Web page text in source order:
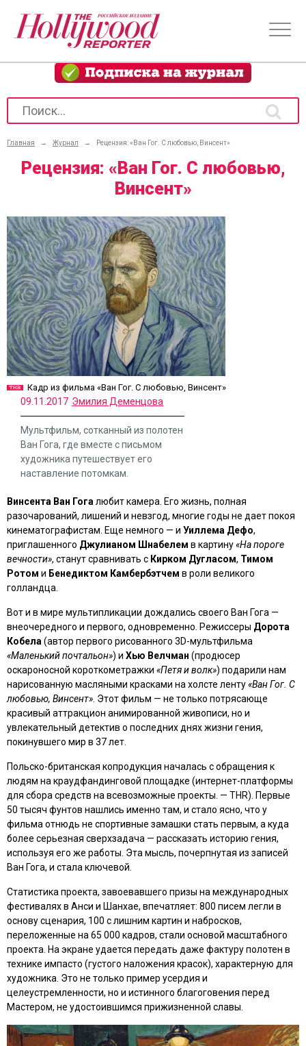
Главная → Журнал → Рецензия: «Ван Гог. С любовью, Винсент»
Рецензия: «Ван Гог. С любовью,
Винсент»
Кадр из фильма «Ван Гог. С любовью, Винсент»
09.11.2017 Эмилия Деменцова
Мультфильм, сотканный из полотен
Ван Гога, где вместе с письмом
художника путешествует его
наставление потомкам.
Винсента Ван Гога любит камера. Его жизнь, полная
разочарований, лишений и невзгод, многие годы не дает покоя
кинематографистам. Еще немного — и Уиллема Дефо,
приглашенного Джулианом Шнабелем в картину«На пороге
вечности», станут сравнивать с Кирком Дугласом, Тимом
Ротом и Бенедиктом Камбербэтчем в роли великого
голландца.
Вот и в мире мультипликации дождались своего Ван Гога —
внеочередного и первого, одновременно. Режиссеры Дорота
Кобела (автор первого рисованного 3D-мультфильма
«Маленький почтальон») и Хью Велчман (продюсер
оскароносной короткометражки «Петя и волк») подарили нам
нарисованную масляными красками на холсте ленту«Ван Гог. С
любовью, Винсент» . Этот фильм — не только потрясающе
красивый аттракцион анимированной живописи, но и
увлекательный детектив о последних днях жизни гения,
покинувшего мир в 37 лет.
Польско-британская копродукция началась с обращения к
людям на краудфандинговой площадке (интернет-платформы
для сбора средств на всевозможные проекты. — THR). Первые
50 тысяч фунтов нашлись именно там, и стало ясно, что у
фильма отнюдь не спортивные замашки стать первым, а куда
более серьезная сверхзадача — рассказать историю гения,
используя его же работы. Эта мысль, почерпнутая из записей
Ван Гога, и стала ключевой.
Статистика проекта, завоевавшего призы на международных
фестивалях в Анси и Шанхае, впечатляет: 800 писем легли в
основу сценария, 100 с лишним картин и набросков,
переложенные на 65 000 кадров, стали основой масштабного
проекта. На экране удается передать даже фактуру полотен в
технике импасто (густого наложения красок), характерную для
художника. Это не только пример усердия и
целеустремленности, но и истинного благоговения перед
Мастером, не удостоившимся прижизненной славы.